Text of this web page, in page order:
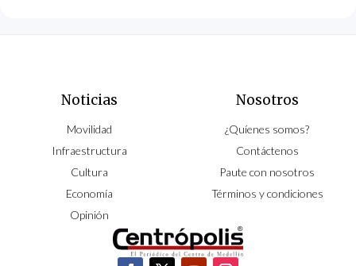
Noticias
Movilidad
Infraestructura
Cultura
Economía
Opinión
Nosotros
¿Quíenes somos?
Contáctenos
Paute con nosotros
Términos y condiciones